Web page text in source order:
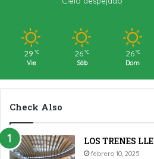
29 ℃
Vie
26 ℃
Sáb
26 ℃
Dom
Check Also
LOS TRENES
febrero 10, 2025